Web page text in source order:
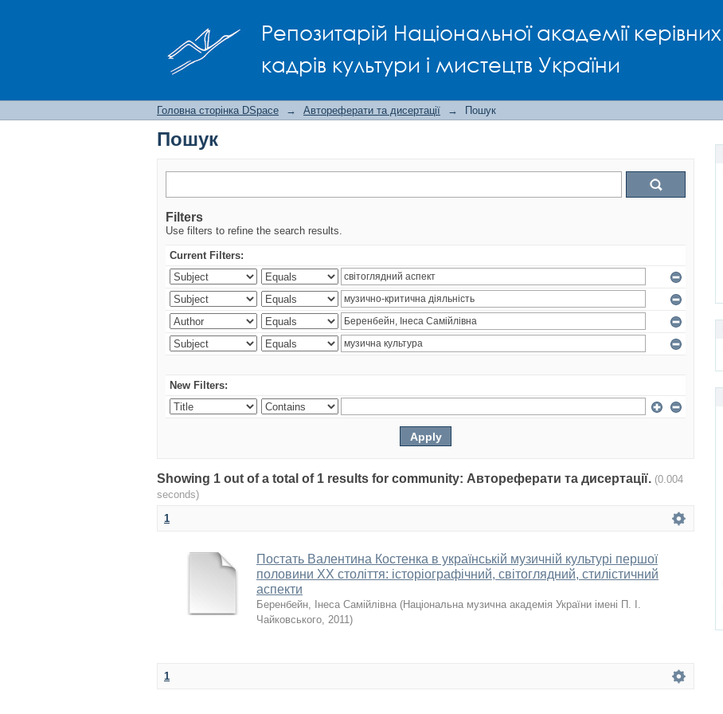
Репозитарій Національної академії керівних
кадрів культури і мистецтв України
Головна сторінка DSpace → Автореферати та дисертації → Пошук
Пошук
Filters
Use filters to refine the search results.
Current Filters:
New Filters:
Showing 1 out of a total of 1 results for community: Автореферати та дисертації. (0.004
seconds)
1
Постать Валентина Костенка в українській музичній культурі першої
половини XX століття: історіографічний, світоглядний, стилістичний
аспекти
Беренбейн, Інеса Самійлівна (Національна музична академія України імені П. І.
Чайковського, 2011)
1